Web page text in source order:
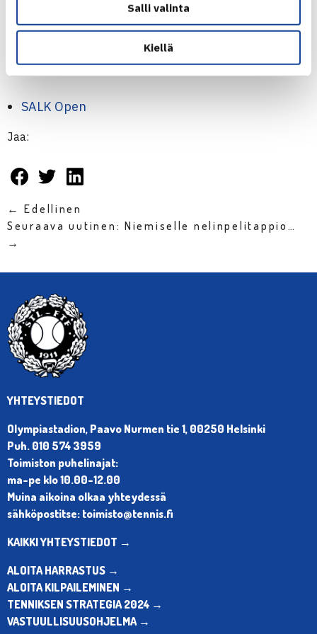
Salli valinta
Kiellä
4.kierrosta: Tobias Blomgren Ruotsi – Kontinen 61 60,
Nima Madani Ruotsi – Wallenius 62 60
SALK Open
Jaa:
← Edellinen
Seuraava uutinen: Niemiselle nelinpelitappio…
→
YHTEYSTIEDOT
Olympiastadion, Paavo Nurmen tie 1, 00250 Helsinki
Puh. 010 574 3959
Toimiston puhelinajat:
ma-pe klo 10.00-12.00
Muina aikoina olkaa yhteydessä
sähköpostitse: toimisto@tennis.fi
KAIKKI YHTEYSTIEDOT →
ALOITA HARRASTUS →
ALOITA KILPAILEMINEN →
TENNIKSEN STRATEGIA 2024 →
VASTUULLISUUSOHJELMA →